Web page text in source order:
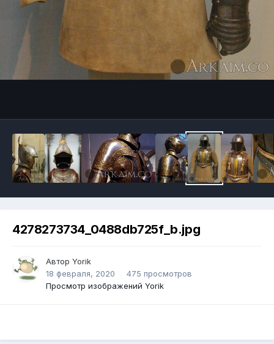
4278273734_0488db725f_b.jpg
Автор Yorik
18 февраля, 2020
475 просмотров
Просмотр изображений Yorik